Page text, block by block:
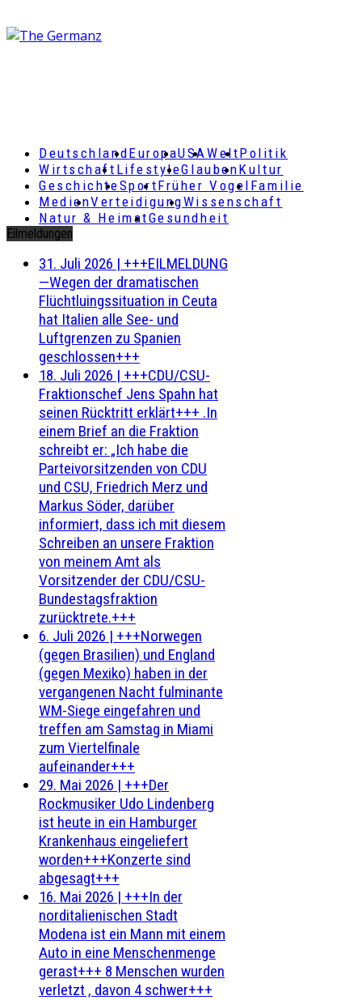
DeutschlandEuropaUSAWeltPolitik
Wirtschaft LifestyleGlaubenKultur
GeschichteSportFrüher Vogel Familie
MedienVerteidigungWissenschaft
Natur & HeimatGesundheit
Eilmeldungen
31. Juli 2026 | +++EILMELDUNG
—Wegen der dramatischen
Flüchtluingssituation in Ceuta
hat Italien alle See- und
Luftgrenzen zu Spanien
geschlossen+++
18. Juli 2026 | +++CDU/CSU-
Fraktionschef Jens Spahn hat
seinen Rücktritt erklärt+++ .In
einem Brief an die Fraktion
schreibt er: „Ich habe die
Parteivorsitzenden von CDU
und CSU, Friedrich Merz und
Markus Söder, darüber
informiert, dass ich mit diesem
Schreiben an unsere Fraktion
von meinem Amt als
Vorsitzender der CDU/CSU-
Bundestagsfraktion
zurücktrete.+++
6. Juli 2026 | +++Norwegen
(gegen Brasilien) und England
(gegen Mexiko) haben in der
vergangenen Nacht fulminante
WM-Siege eingefahren und
treffen am Samstag in Miami
zum Viertelfinale
aufeinander+++
29. Mai 2026 | +++Der
Rockmusiker Udo Lindenberg
ist heute in ein Hamburger
Krankenhaus eingeliefert
worden+++Konzerte sind
abgesagt+++
16. Mai 2026 | +++In der
norditalienischen Stadt
Modena ist ein Mann mit einem
Auto in eine Menschenmenge
gerast+++ 8 Menschen wurden
verletzt , davon 4 schwer+++